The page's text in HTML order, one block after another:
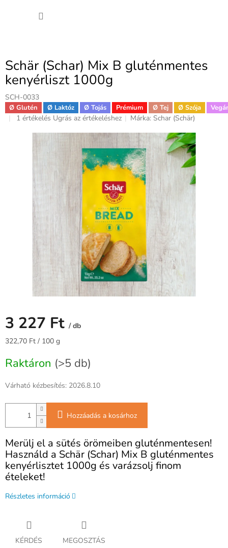
Schär (Schar) Mix B gluténmentes
kenyérliszt 1000g
SCH-0033
Ø Glutén Ø Laktóz Ø Tojás Prémium Ø Tej Ø Szója
A
csillag.
1 értékelés Ugrás az értékeléshez Márka: Schar (Schär)
3 227 Ft / db
Egységár:
322,70 Ft / 100 g
Raktáron (>5 db)
Várható kézbesítés: 2026.8.10
Hozzáadás a kosárhoz
Merülj el a sütés örömeiben gluténmentesen!
Használd a Schär (Schar) Mix B gluténmentes
kenyérlisztet 1000g és varázsolj finom
ételeket!
Részletes információ
KÉRDÉS MEGOSZTÁS